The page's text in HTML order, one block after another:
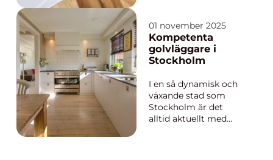
flerbostadshus ska
renoveras eller ett
lantbruk ska få ny
maskinhall spelar
stor roll. I...
01 november 2025
Kompetenta
golvläggare i
Stockholm
I en så dynamisk och
växande stad som
Stockholm är det
alltid aktuellt med